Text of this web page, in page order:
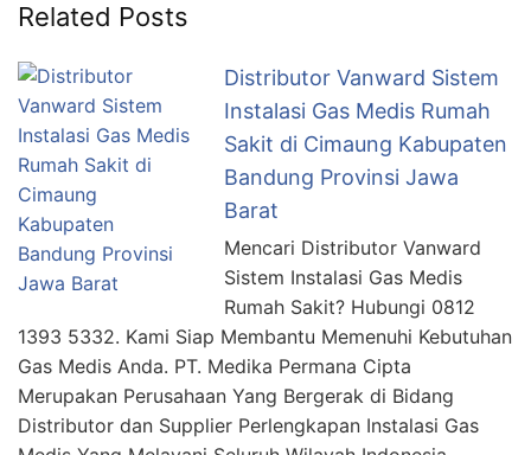
Related Posts
Distributor Vanward Sistem
Instalasi Gas Medis Rumah
Sakit di Cimaung Kabupaten
Bandung Provinsi Jawa
Barat
Mencari Distributor Vanward
Sistem Instalasi Gas Medis
Rumah Sakit? Hubungi 0812
1393 5332. Kami Siap Membantu Memenuhi Kebutuhan
Gas Medis Anda. PT. Medika Permana Cipta
Merupakan Perusahaan Yang Bergerak di Bidang
Distributor dan Supplier Perlengkapan Instalasi Gas